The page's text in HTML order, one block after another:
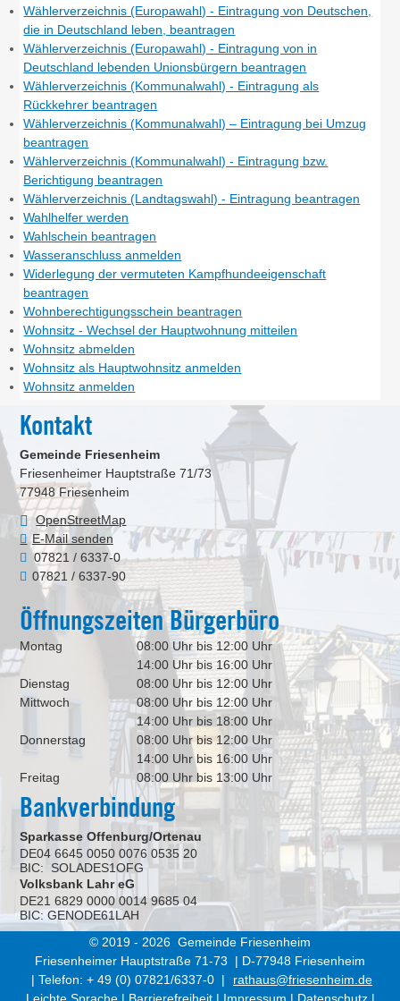
Wählerverzeichnis (Europawahl) - Eintragung von Deutschen,
die in Deutschland leben, beantragen
Wählerverzeichnis (Europawahl) - Eintragung von in
Deutschland lebenden Unionsbürgern beantragen
Wählerverzeichnis (Kommunalwahl) - Eintragung als
Rückkehrer beantragen
Wählerverzeichnis (Kommunalwahl) – Eintragung bei Umzug
beantragen
Wählerverzeichnis (Kommunalwahl) - Eintragung bzw.
Berichtigung beantragen
Wählerverzeichnis (Landtagswahl) - Eintragung beantragen
Wahlhelfer werden
Wahlschein beantragen
Wasseranschluss anmelden
Widerlegung der vermuteten Kampfhundeeigenschaft
beantragen
Wohnberechtigungsschein beantragen
Wohnsitz - Wechsel der Hauptwohnung mitteilen
Wohnsitz abmelden
Wohnsitz als Hauptwohnsitz anmelden
Wohnsitz anmelden
Kontakt
Gemeinde Friesenheim
Friesenheimer Hauptstraße 71/73
77948 Friesenheim
OpenStreetMap
E-Mail senden
07821 / 6337-0
07821 / 6337-90
Öffnungszeiten Bürgerbüro
Montag
08:00 Uhr bis 12:00 Uhr
14:00 Uhr bis 16:00 Uhr
Dienstag
08:00 Uhr bis 12:00 Uhr
Mittwoch
08:00 Uhr bis 12:00 Uhr
14:00 Uhr bis 18:00 Uhr
Donnerstag
08:00 Uhr bis 12:00 Uhr
14:00 Uhr bis 16:00 Uhr
Freitag
08:00 Uhr bis 13:00 Uhr
Bankverbindung
Sparkasse Offenburg/Ortenau
DE04 6645 0050 0076 0535 20
BIC: SOLADES1OFG
Volksbank Lahr eG
DE21 6829 0000 0014 9685 04
BIC: GENODE61LAH
© 2019 - 2026 Gemeinde Friesenheim
Friesenheimer Hauptstraße 71-73 | D-77948 Friesenheim
| Telefon: + 49 (0) 07821/6337-0 |
rathaus@friesenheim.de